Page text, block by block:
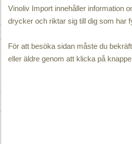
Rött vin
Vinosìa
450 till 500 möh.
Kalkrik vulkanisk jord
ståltankar
endast andra passagen
Vinoliv Import innehåller information
drycker och riktar sig till dig som har
För att besöka sidan måste du
eller äldre genom att klicka på